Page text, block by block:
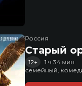
Россия
Старый
12+
1 ч 34 мин
семейный,